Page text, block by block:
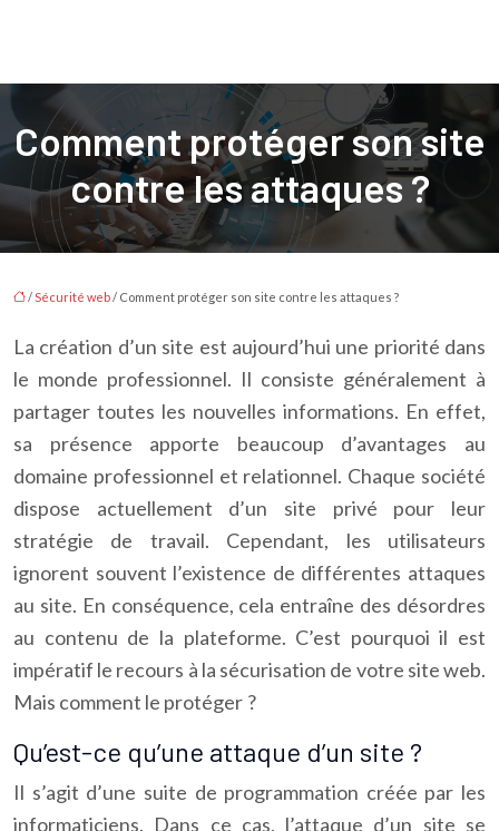
Comment protéger son site
contre les attaques ?
/Sécurité web/ Comment protéger son site contre les attaques ?
La création d’un site est aujourd’hui une priorité dans
le monde professionnel. Il consiste généralement à
partager toutes les nouvelles informations. En effet,
sa présence apporte beaucoup d’avantages au
domaine professionnel et relationnel. Chaque société
dispose actuellement d’un site privé pour leur
stratégie de travail. Cependant, les utilisateurs
ignorent souvent l’existence de différentes attaques
au site. En conséquence, cela entraîne des désordres
au contenu de la plateforme. C’est pourquoi il est
impératif le recours à la sécurisation de votre site web.
Mais comment le protéger ?
Qu’est-ce qu’une attaque d’un site ?
Il s’agit d’une suite de programmation créée par les
informaticiens. Dans ce cas, l’attaque d’un site se